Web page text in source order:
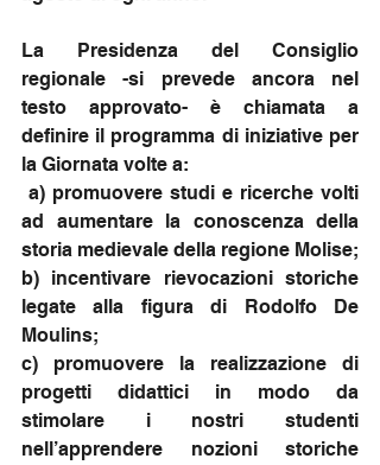
La Presidenza del Consiglio
regionale -si prevede ancora nel
testo approvato- è chiamata a
definire il programma di iniziative per
la Giornata volte a:
a) promuovere studi e ricerche volti
ad aumentare la conoscenza della
b) incentivare rievocazioni storiche
legate alla figura di Rodolfo De
Moulins;
c) promuovere la realizzazione di
progetti didattici in modo da
stimolare i nostri studenti
nell’apprendere nozioni storiche